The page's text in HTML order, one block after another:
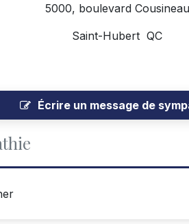
5000, boulevard Cousineau
Saint-Hubert QC
Écrire un message de